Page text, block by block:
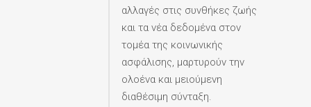
αλλαγές στις συνθήκες ζωής
και τα νέα δεδομένα στον
τομέα της κοινωνικής
ασφάλισης, μαρτυρούν την
ολοένα και μειούμενη
διαθέσιμη σύνταξη.